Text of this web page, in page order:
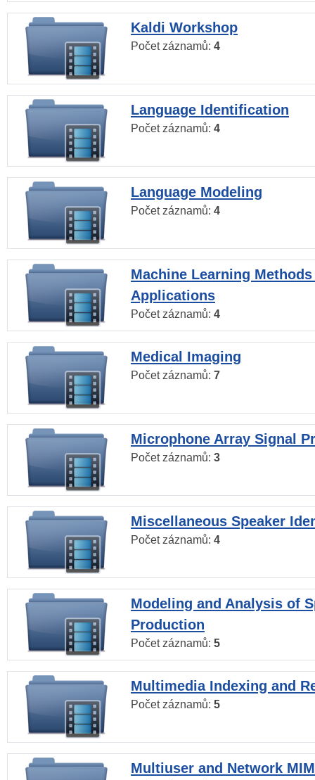
Kaldi Workshop
Počet záznamů: 4
Language Identification
Počet záznamů: 4
Language Modeling
Počet záznamů: 4
Machine Learning
Applications
Počet záznamů: 4
Medical Imaging
Počet záznamů: 7
Microphone Array Signal
Počet záznamů: 3
Miscellaneous Speaker
Počet záznamů: 4
Modeling and Analysis of
Production
Počet záznamů: 5
Multimedia Indexing and
Počet záznamů: 5
Multiuser and Network